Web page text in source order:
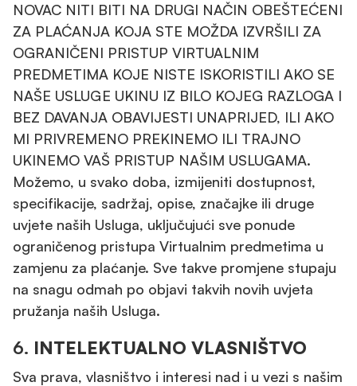
NOVAC NITI BITI NA DRUGI NAČIN OBEŠTEĆENI
ZA PLAĆANJA KOJA STE MOŽDA IZVRŠILI ZA
OGRANIČENI PRISTUP VIRTUALNIM
PREDMETIMA KOJE NISTE ISKORISTILI AKO SE
NAŠE USLUGE UKINU IZ BILO KOJEG RAZLOGA I
BEZ DAVANJA OBAVIJESTI UNAPRIJED, ILI AKO
MI PRIVREMENO PREKINEMO ILI TRAJNO
UKINEMO VAŠ PRISTUP NAŠIM USLUGAMA.
Možemo, u svako doba, izmijeniti dostupnost,
specifikacije, sadržaj, opise, značajke ili druge
uvjete naših Usluga, uključujući sve ponude
ograničenog pristupa Virtualnim predmetima u
zamjenu za plaćanje. Sve takve promjene stupaju
na snagu odmah po objavi takvih novih uvjeta
pružanja naših Usluga.
6. INTELEKTUALNO VLASNIŠTVO
Sva prava, vlasništvo i interesi nad i u vezi s našim